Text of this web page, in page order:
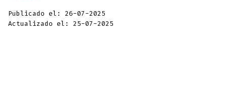
Publicado el: 26-07-2025
Actualizado el: 25-07-2025